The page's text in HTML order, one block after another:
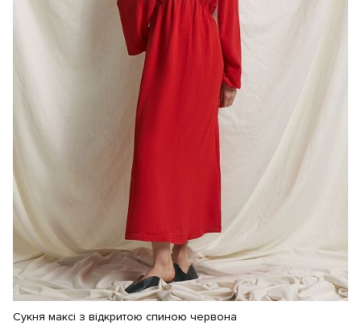
Сукня максі з відкритою спиною червона